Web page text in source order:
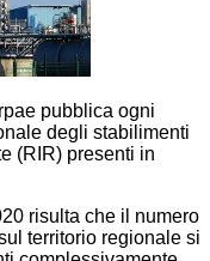
pubblica ogni
degli stabilimenti
(RIR) presenti in
risulta che il numero
territorio regionale si